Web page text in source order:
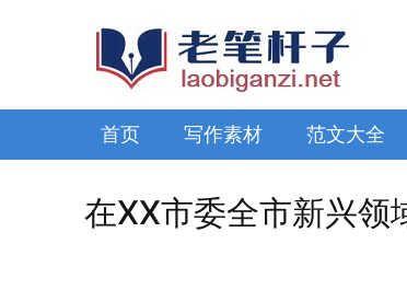
首页 写作素材 范文大全
在XX市委全市新兴领